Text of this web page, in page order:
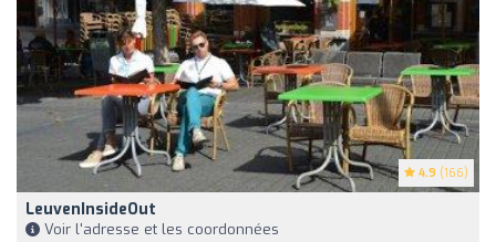
4.9 (166)
LeuvenInsideOut
Voir l'adresse et les coordonnées